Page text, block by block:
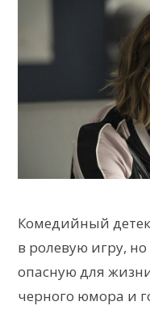
Комедийный
в ролевую игру,
опасную для
черного юмора и